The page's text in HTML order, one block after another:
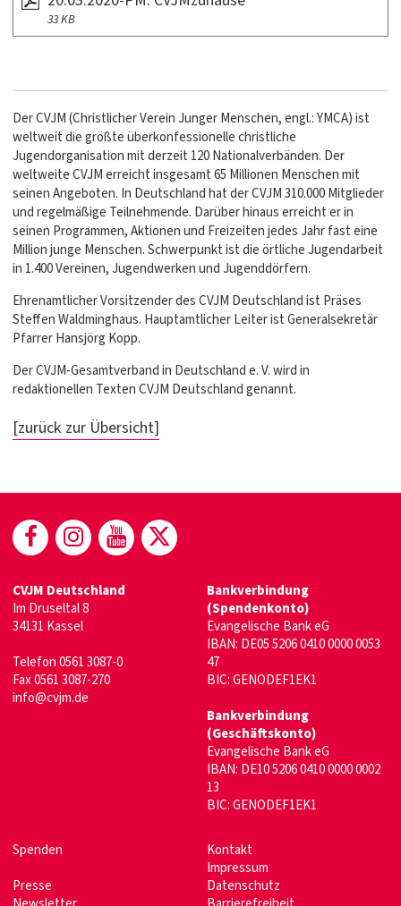
33 KB
Der CVJM (Christlicher Verein Junger Menschen, engl.: YMCA) ist
weltweit die größte überkonfessionelle christliche
Jugendorganisation mit derzeit 120 Nationalverbänden. Der
weltweite CVJM erreicht insgesamt 65 Millionen Menschen mit
seinen Angeboten. In Deutschland hat der CVJM 310.000 Mitglieder
und regelmäßige Teilnehmende. Darüber hinaus erreicht er in
seinen Programmen, Aktionen und Freizeiten jedes Jahr fast eine
Million junge Menschen. Schwerpunkt ist die örtliche Jugendarbeit
in 1.400 Vereinen, Jugendwerken und Jugenddörfern.
Ehrenamtlicher Vorsitzender des CVJM Deutschland ist Präses
Steffen Waldminghaus. Hauptamtlicher Leiter ist Generalsekretär
Pfarrer Hansjörg Kopp.
Der CVJM-Gesamtverband in Deutschland e. V. wird in
redaktionellen Texten CVJM Deutschland genannt.
[zurück zur Übersicht]
(öffnet in neuem Fenster)
(öffnet in neuem Fenster)
(öffnet in neuem Fenster)
(öffnet in neuem
CVJM Deutschland
Im Druseltal 8
34131 Kassel
Telefon 0561 3087-0
Fax 0561 3087-270
info@cvjm.de
Bankverbindung
(Spendenkonto)
Evangelische Bank eG
IBAN: DE05 5206 0410 0000 0053
47
BIC: GENODEF1EK1
Bankverbindung
(Geschäftskonto)
Evangelische Bank eG
IBAN: DE10 5206 0410 0000 0002
13
BIC: GENODEF1EK1
Spenden
Presse
Kontakt
Impressum
Datenschutz